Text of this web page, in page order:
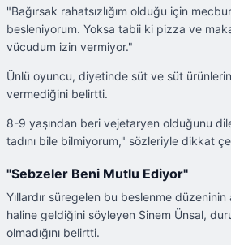
"Bağırsak rahatsızlığım olduğu için
besleniyorum. Yoksa tabii ki pizza ve
vücudum izin vermiyor."
Ünlü oyuncu, diyetinde süt ve süt
vermediğini belirtti.
8-9 yaşından beri vejetaryen olduğunu
tadını bile bilmiyorum," sözleriyle dikkat
"Sebzeler Beni Mutlu Ediyor"
Yıllardır süregelen bu beslenme
haline geldiğini söyleyen Sinem Ünsal,
olmadığını belirtti.